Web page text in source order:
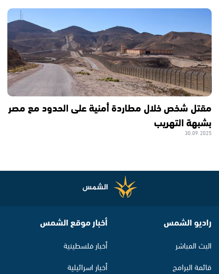
مقتل شخص خلال مطاردة أمنية على الحدود مع مصر
بشبهة التهريب
30.09.2025
راديو الشمس
البث المباشر
قائمة البرامج
أخبار موقع الشمس
أخبار فلسطينية
أخبار اسرائيلية